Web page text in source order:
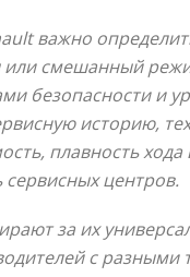
важно
смешанный
безопасности и
историю,
плавность
центров.
за их
с разными